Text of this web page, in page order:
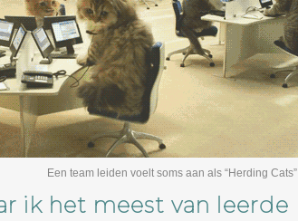
Een team leiden voelt soms aan als “Herding Cats”
ik het meest van leerde